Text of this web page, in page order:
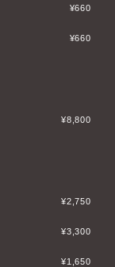
¥660
¥660
¥8,800
¥2,750
¥3,300
¥1,650